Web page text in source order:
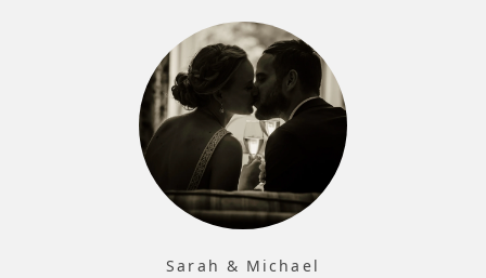
Sarah & Michael